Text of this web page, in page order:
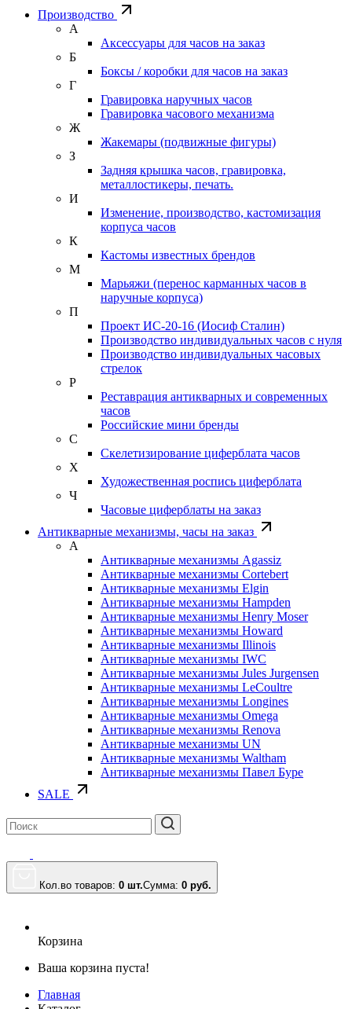
Производство
А
Аксессуары для часов на заказ
Б
Боксы / коробки для часов на заказ
Г
Гравировка наручных часов
Гравировка часового механизма
Ж
Жакемары (подвижные фигуры)
З
Задняя крышка часов, гравировка,
металлостикеры, печать.
И
Изменение, производство, кастомизация
корпуса часов
К
Кастомы известных брендов
М
Марьяжи (перенос карманных часов в
наручные корпуса)
П
Проект ИС-20-16 (Иосиф Сталин)
Производство индивидуальных часов с нуля
Производство индивидуальных часовых
стрелок
Р
Реставрация антикварных и современных
часов
Российские мини бренды
С
Скелетизирование циферблата часов
Х
Художественная роспись циферблата
Ч
Часовые циферблаты на заказ
Антикварные механизмы, часы на заказ
А
Антикварные механизмы Agassiz
Антикварные механизмы Cortebert
Антикварные механизмы Elgin
Антикварные механизмы Hampden
Антикварные механизмы Henry Moser
Антикварные механизмы Howard
Антикварные механизмы Illinois
Антикварные механизмы IWC
Антикварные механизмы Jules Jurgensen
Антикварные механизмы LeCoultre
Антикварные механизмы Longines
Антикварные механизмы Omega
Антикварные механизмы Renova
Антикварные механизмы UN
Антикварные механизмы Waltham
Антикварные механизмы Павел Буре
SALE
Кол.во товаров: 0 шт.Сумма: 0 руб.
Корзина
Ваша корзина пуста!
Главная